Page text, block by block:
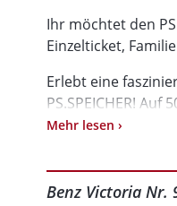
Ihr möchtet den
Einzelticket,
Erlebt eine
PS.SPEICHER!
und Automobile
seit über 200
Mehr lesen ›
Benz Victoria Nr.